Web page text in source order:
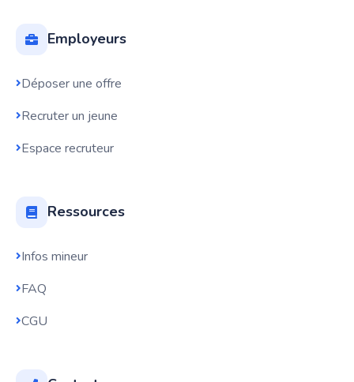
Employeurs
Déposer une offre
Recruter un jeune
Espace recruteur
Ressources
Infos mineur
FAQ
CGU